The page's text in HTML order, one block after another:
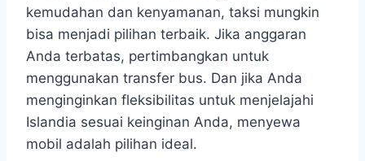
kemudahan dan kenyamanan, taksi mungkin
bisa menjadi pilihan terbaik. Jika anggaran
Anda terbatas, pertimbangkan untuk
menggunakan transfer bus. Dan jika Anda
menginginkan fleksibilitas untuk menjelajahi
Islandia sesuai keinginan Anda, menyewa
mobil adalah pilihan ideal.